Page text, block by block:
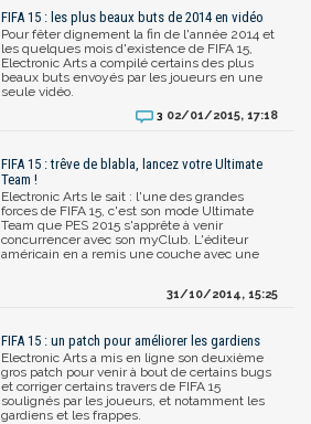
FIFA 15 : les plus beaux buts de 2014 en vidéo
Pour fêter dignement la fin de l'année 2014 et
les quelques mois d'existence de FIFA 15,
Electronic Arts a compilé certains des plus
beaux buts envoyés par les joueurs en une
seule vidéo.
3 02/01/2015, 17:18
FIFA 15 : trêve de blabla, lancez votre Ultimate
Team !
Electronic Arts le sait : l'une des grandes
forces de FIFA 15, c'est son mode Ultimate
Team que PES 2015 s'apprête à venir
concurrencer avec son myClub. L'éditeur
américain en a remis une couche avec une
31/10/2014, 15:25
FIFA 15 : un patch pour améliorer les gardiens
Electronic Arts a mis en ligne son deuxième
gros patch pour venir à bout de certains bugs
et corriger certains travers de FIFA 15
soulignés par les joueurs, et notamment les
gardiens et les frappes.